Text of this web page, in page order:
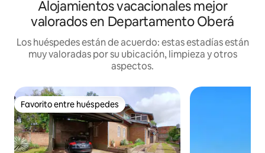
Alojamientos vacacionales mejor
valorados en Departamento Oberá
Los huéspedes están de acuerdo: estas estadías están
muy valoradas por su ubicación, limpieza y otros
aspectos.
Favorito entre huéspedes
Favorito entre huéspedes